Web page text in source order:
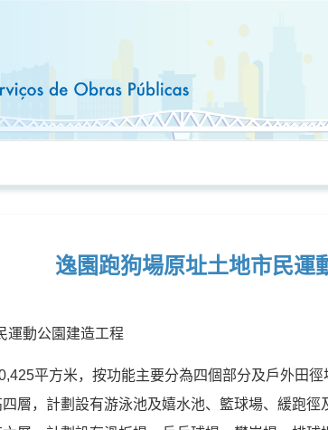
逸園跑狗場原址土地市民運
平方米，按功能主要分為四個部分及戶外田徑
層，計劃設有游泳池及嬉水池、籃球場、緩跑徑